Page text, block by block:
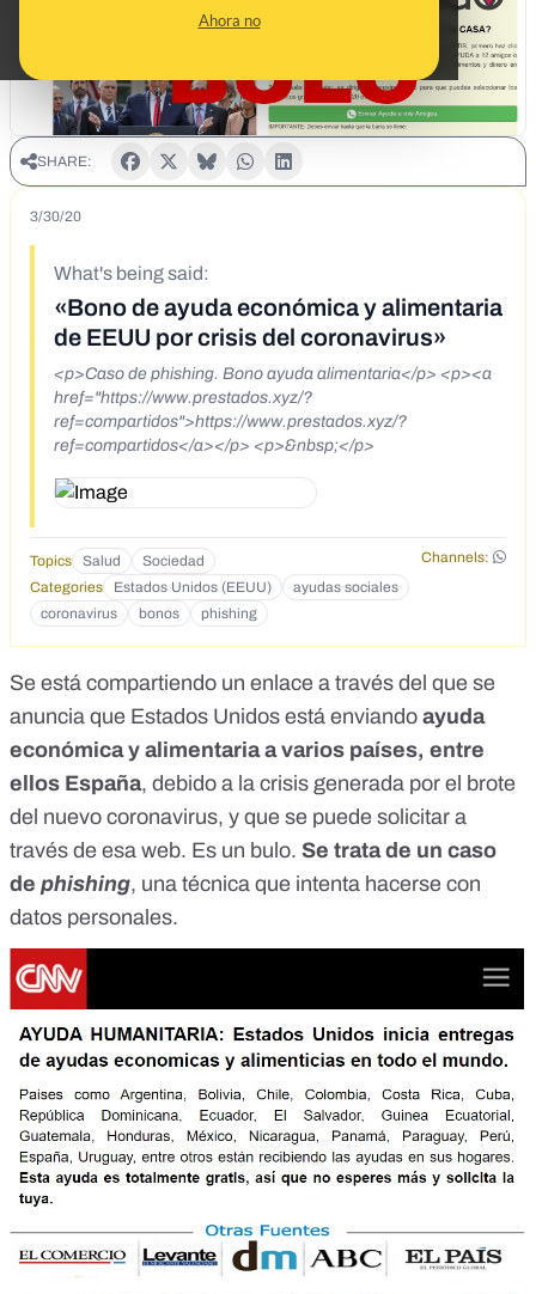
Ahora no
SHARE:
3/30/20
What's being said:
«Bono de ayuda económica y alimentaria
de EEUU por crisis del coronavirus»
<p>Caso de phishing. Bono ayuda alimentaria</p> <p><a
href="https://www.prestados.xyz/?
ref=compartidos">https://www.prestados.xyz/?
ref=compartidos</a></p> <p>&nbsp;</p>
Topics Salud Sociedad
Channels:
Categories
Estados Unidos (EEUU)
ayudas sociales
coronavirus
bonos phishing
Se está compartiendo un enlace a través del que se
anuncia que Estados Unidos está enviando ayuda
económica y alimentaria a varios países, entre
ellos España, debido a la crisis generada por el brote
del nuevo coronavirus, y que se puede solicitar a
través de esa web. Es un bulo. Se trata de un caso
de phishing, una técnica que intenta hacerse con
datos personales.